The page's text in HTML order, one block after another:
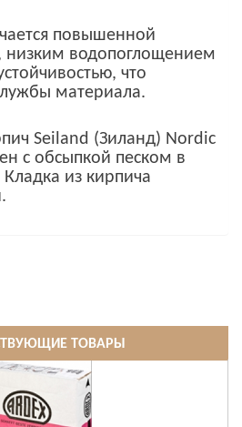
повышенной
низким водопоглощением
что
материала.
Seiland (Зиланд) Nordic
с обсыпкой песком в
из кирпича
ТОВАРЫ